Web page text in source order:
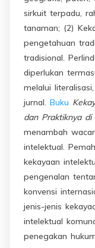
sirkuit terpadu,
tanaman; (2)
pengetahuan
tradisional.
diperlukan
melalui
jurnal. Buku
dan Praktiknya di
menambah
intelektual.
kekayaan
pengenalan
konvensi
jenis-jenis
intelektual
penegakan